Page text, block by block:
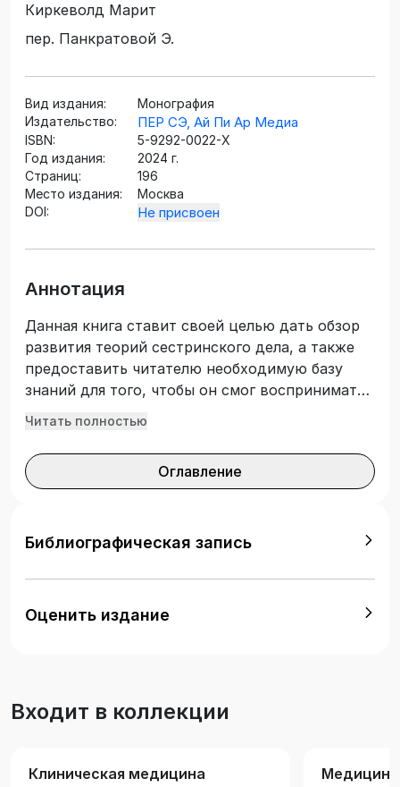
Киркеволд Марит
пер. Панкратовой Э.
Вид издания:
Монография
Издательство:
ПЕР СЭ, Ай Пи Ар Медиа
ISBN:
5-9292-0022-X
Год издания:
2024 г.
Страниц:
196
Место издания:
Москва
DOI:
Не присвоен
Аннотация
Данная книга ставит своей целью дать обзор
развития теорий сестринского дела, а также
предоставить читателю необходимую базу
знаний для того, чтобы он смог воспринимать
и оценивать теоретические работы в области
студентов сестринских отделений факультетов
высших учебных заведений, практикующих
Читать полностью
Оглавление
Библиографическая запись
Оценить издание
Входит в коллекции
Клиническая медицина Медицина